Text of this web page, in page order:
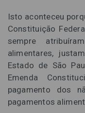
Isto aconteceu
Constituição
sempre
alimentares,
Estado de São
Emenda
pagamento dos
pagamentos